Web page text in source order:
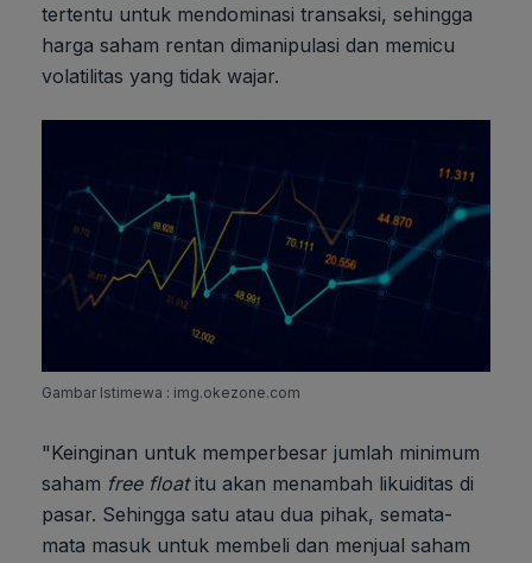
tertentu untuk mendominasi transaksi, sehingga
harga saham rentan dimanipulasi dan memicu
volatilitas yang tidak wajar.
Gambar Istimewa : img.okezone.com
"Keinginan untuk memperbesar jumlah minimum
saham free floatitu akan menambah likuiditas di
pasar. Sehingga satu atau dua pihak, semata-
mata masuk untuk membeli dan menjual saham